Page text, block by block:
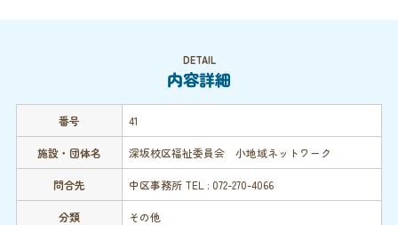
i
DETAIL
内容詳細
番号 41
施設・団体名 深坂校区福祉委員会 小地域ネットワーク
問合先 中区事務所 TEL : 072-270-4066
分類 その他